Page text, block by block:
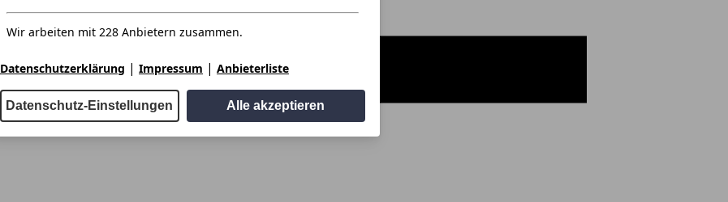
Wir arbeiten mit 228 Anbietern zusammen.
Datenschutzerklärung | Impressum | Anbieterliste
Datenschutz-Einstellungen Alle akzeptieren